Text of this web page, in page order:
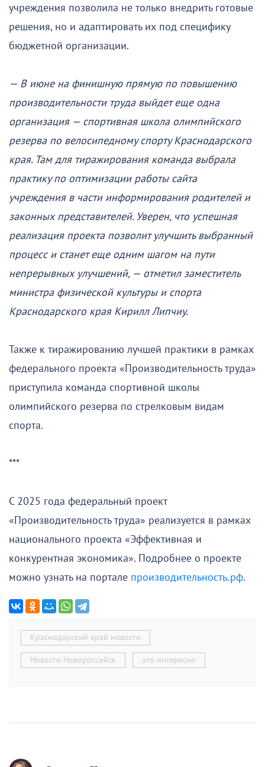
учреждения позволила не только внедрить готовые
решения, но и адаптировать их под специфику
бюджетной организации.
— В июне на финишную прямую по повышению
производительности труда выйдет еще одна
организация — спортивная школа олимпийского
резерва по велосипедному спорту Краснодарского
края. Там для тиражирования команда выбрала
практику по оптимизации работы сайта
учреждения в части информирования родителей и
законных представителей. Уверен, что успешная
реализация проекта позволит улучшить выбранный
процесс и станет еще одним шагом на пути
непрерывных улучшений, — отметил заместитель
министра физической культуры и спорта
Краснодарского края Кирилл Липчиу.
Также к тиражированию лучшей практики в рамках
федерального проекта «Производительность труда»
приступила команда спортивной школы
олимпийского резерва по стрелковым видам
спорта.
***
С 2025 года федеральный проект
«Производительность труда» реализуется в рамках
национального проекта «Эффективная и
конкурентная экономика». Подробнее о проекте
можно узнать на портале производительность.рф.
Краснодарский край новости
Новости Новороссийск это интересно